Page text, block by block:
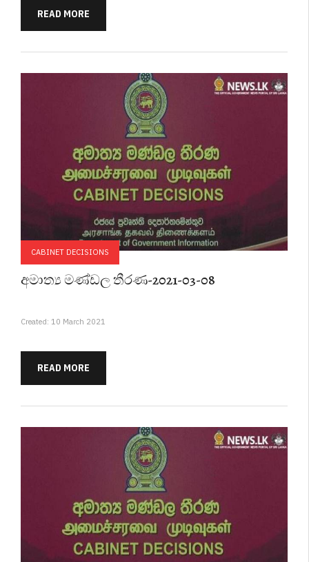
READ MORE
CABINET DECISIONS
අමාත්‍ය මණ්ඩල තීරණ-2021-03-08
Created: 10 March 2021
READ MORE